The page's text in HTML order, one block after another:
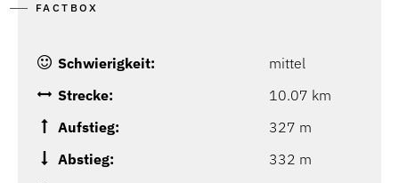
FACTBOX
Schwierigkeit:
mittel
Strecke:
10.07 km
Aufstieg:
327 m
Abstieg:
332 m